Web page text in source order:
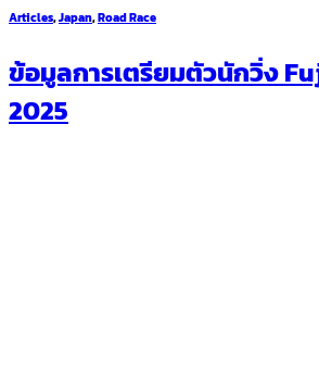
Articles,Japan,Road Race
ข้อมูลการเตรียมตัวนักวิ่ง
2025